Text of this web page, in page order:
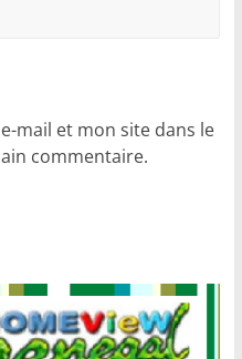
mail et mon site dans le
commentaire.